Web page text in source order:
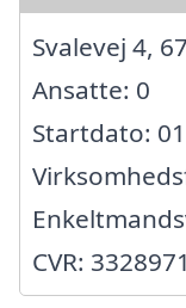
Svalevej 4,
Ansatte: 0
Startdato:
CVR: